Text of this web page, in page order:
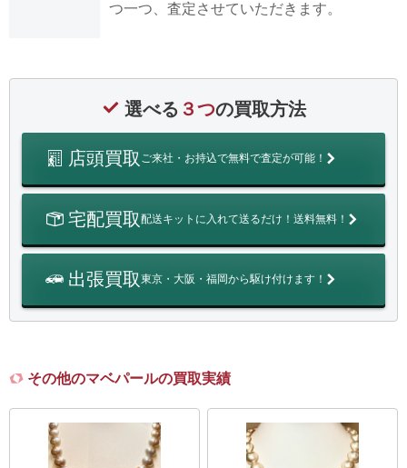
つ一つ、査定させていただきます。
選べる ３つの買取方法
店頭買取 ご来社・お持込で無料で査定が可能！
宅配買取配送キットに入れて送るだけ！送料無料！
出張買取東京・大阪・福岡から駆け付けます！
その他のマベパールの買取実績